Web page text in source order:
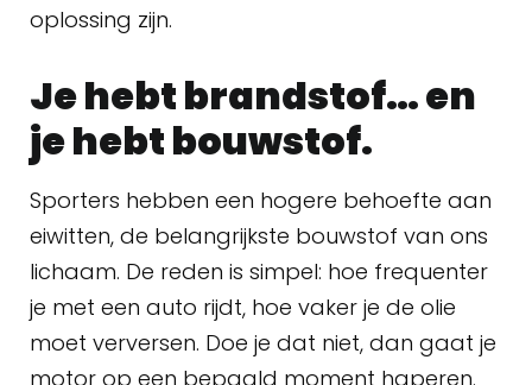
oplossing zijn.
Je hebt brandstof… en
je hebt bouwstof.
Sporters hebben een hogere behoefte aan
eiwitten, de belangrijkste bouwstof van ons
lichaam. De reden is simpel: hoe frequenter
je met een auto rijdt, hoe vaker je de olie
moet verversen. Doe je dat niet, dan gaat je
motor op een bepaald moment haperen.